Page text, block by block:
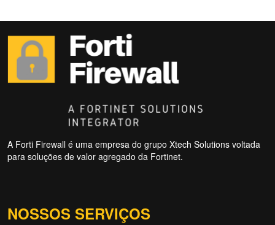
A Forti Firewall é uma empresa do grupo Xtech Solutions voltada
para soluções de valor agregado da Fortinet.
NOSSOS SERVIÇOS